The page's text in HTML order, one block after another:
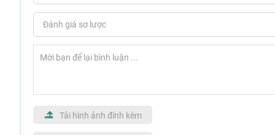
Tải hình ảnh đính kèm